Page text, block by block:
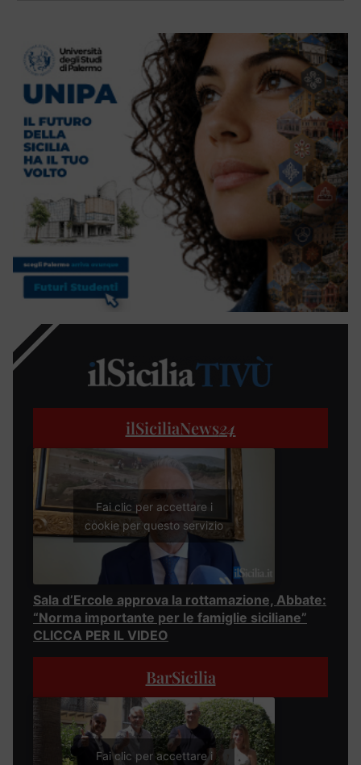
ilSiciliaNews24
Fai clic per accettare i
cookie per questo servizio
Sala d’Ercole approva la rottamazione, Abbate:
“Norma importante per le famiglie siciliane”
CLICCA PER IL VIDEO
BarSicilia
Fai clic per accettare i